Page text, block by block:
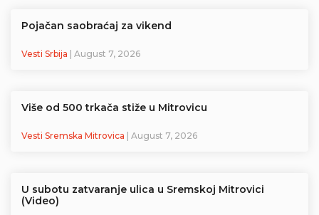
Pojačan saobraćaj za vikend
Vesti Srbija | August 7, 2026
Više od 500 trkača stiže u Mitrovicu
Vesti Sremska Mitrovica | August 7, 2026
U subotu zatvaranje ulica u Sremskoj Mitrovici
(Video)